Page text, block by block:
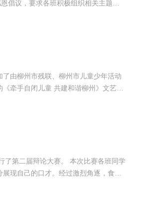
倡议，要求各班积极组织相关主题教
教育，让
由柳州市残联、柳州市儿童少年活动
牵手自闭儿童 共建和谐柳州》文艺
文、图/汽车
赛。 本次比赛各班同学
现自己的口才。经过激烈角逐，食品